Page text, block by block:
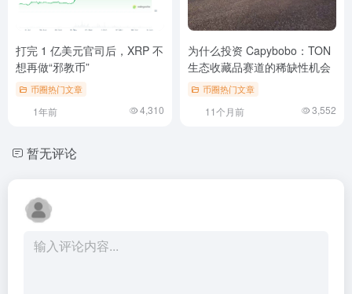
打完 1 亿美元官司后，XRP 不
想再做“邪教币”
币圈热门文章
1年前 4,310
为什么投资 Capybobo：TON
生态收藏品赛道的稀缺性机会
币圈热门文章
11个月前 3,552
暂无评论